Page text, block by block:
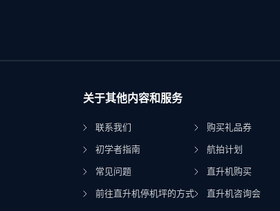
关于其他内容和服务
联系我们
初学者指南
常见问题
前往直升机停机坪的方式
购买礼品券
航拍计划
直升机购买
直升机咨询会